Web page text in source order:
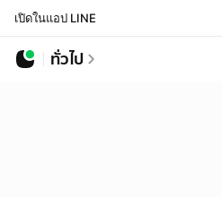
เปิดในแอป LINE
ทั่วไป